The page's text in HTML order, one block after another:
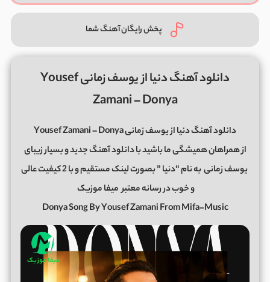
پخش رایگان آهنگ شما
دانلود آهنگ دنیا از یوسف زمانی Yousef
Zamani – Donya
دانلود آهنگ دنیا از یوسف زمانی Yousef Zamani – Donya
از همراهان همیشگی ما باشید با دانلود آهنگ جدید و بسیار زیبای
یوسف زمانی
به نام “دنیا ” بصورت لینک مستقیم و با 2 کیفیت عالی
و خوب در رسانه معتبرمیفا موزیک
Donya Song By Yousef Zamani From Mifa-Music